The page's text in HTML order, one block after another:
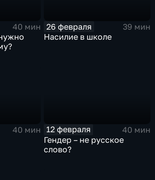
40 мин
26 февраля
39 мин
Насилие в школе
40 мин
12 февраля
40 мин
Гендер – не русское
слово?